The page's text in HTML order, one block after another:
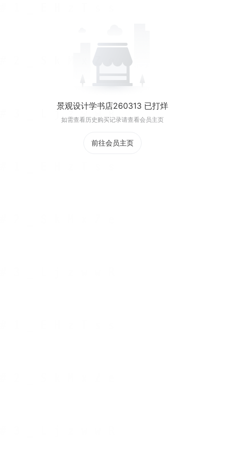
景观设计学书店260313 已打烊
如需查看历史购买记录请查看会员主页
前往会员主页